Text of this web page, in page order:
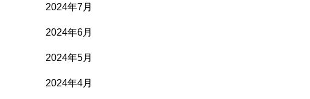
2024年7月
2024年6月
2024年5月
2024年4月